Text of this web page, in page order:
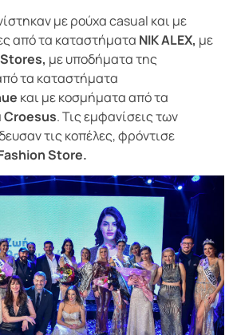
με ρούχα casual και με
από τα καταστήματα NIKALEX, με
Stores, με υποδήματα της
τα καταστήματα
και με κοσμήματα από τα
Croesus. Τις εμφανίσεις των
τις κοπέλες, φρόντισε
Store.